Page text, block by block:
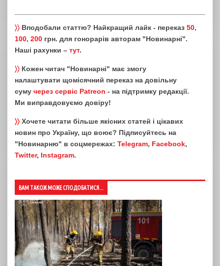
〉〉 Вподобали статтю? Найкращий лайк - переказ 50,
100, 200 грн. для гонорарів авторам "Новинарні".
Наші рахунки – тут.
〉〉 Кожен читач "Новинарні" має змогу
налаштувати щомісячний переказ на довільну
суму через сервіс Patreon - на підтримку редакції.
Ми виправдовуємо довіру!
〉〉 Хочете читати більше якісних статей і цікавих
новин про Україну, що воює? Підписуйтесь на
"Новинарню" в соцмережах: Telegram, Facebook,
Twitter, Instagram.
ВАМ ТАКОЖ МОЖЕ СПОДОБАТИСЯ...